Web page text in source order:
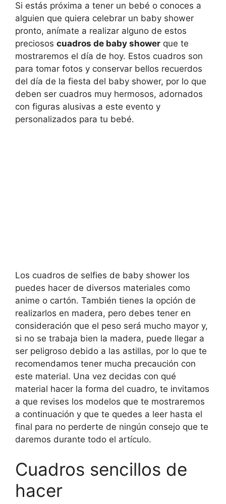
Si estás próxima a tener un bebé o conoces a
alguien que quiera celebrar un baby shower
pronto, anímate a realizar alguno de estos
preciosos cuadros de baby shower que te
mostraremos el día de hoy. Estos cuadros son
para tomar fotos y conservar bellos recuerdos
del día de la fiesta del baby shower, por lo que
deben ser cuadros muy hermosos, adornados
con figuras alusivas a este evento y
personalizados para tu bebé.
Los cuadros de selfies de baby shower los
puedes hacer de diversos materiales como
anime o cartón. También tienes la opción de
realizarlos en madera, pero debes tener en
consideración que el peso será mucho mayor y,
si no se trabaja bien la madera, puede llegar a
ser peligroso debido a las astillas, por lo que te
recomendamos tener mucha precaución con
este material. Una vez decidas con qué
material hacer la forma del cuadro, te invitamos
a que revises los modelos que te mostraremos
a continuación y que te quedes a leer hasta el
final para no perderte de ningún consejo que te
daremos durante todo el artículo.
Cuadros sencillos de
hacer